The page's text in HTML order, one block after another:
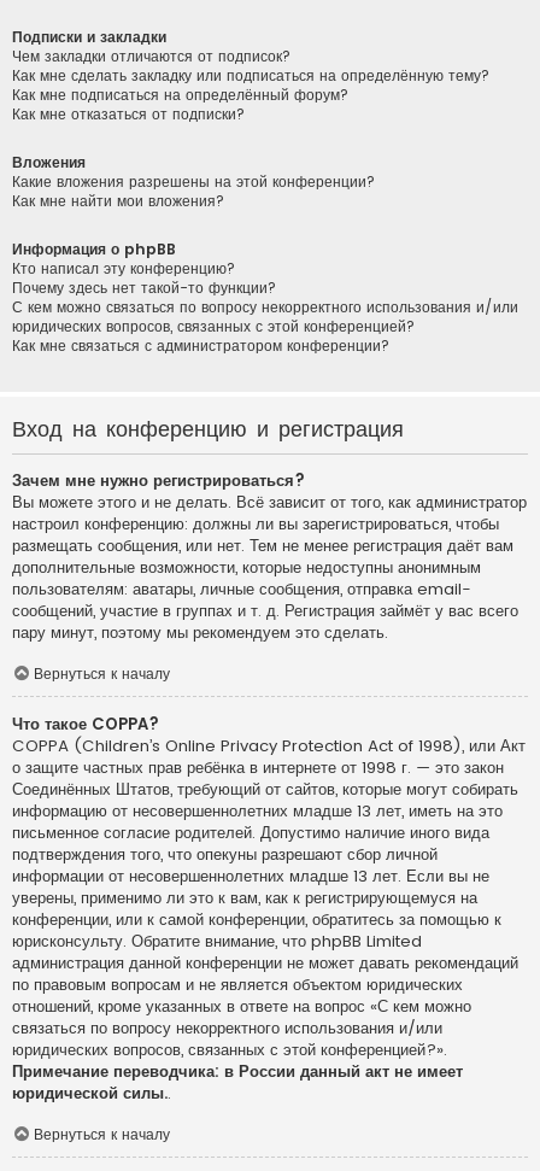
Подписки и закладки
Чем закладки отличаются от подписок?
Как мне сделать закладку или подписаться на определённую тему?
Как мне подписаться на определённый форум?
Как мне отказаться от подписки?
Вложения
Какие вложения разрешены на этой конференции?
Как мне найти мои вложения?
Информация о phpBB
Кто написал эту конференцию?
Почему здесь нет такой-то функции?
С кем можно связаться по вопросу некорректного использования и/или
юридических вопросов, связанных с этой конференцией?
Как мне связаться с администратором конференции?
Вход на конференцию и регистрация
Зачем мне нужно регистрироваться?
Вы можете этого и не делать. Всё зависит от того, как администратор
настроил конференцию: должны ли вы зарегистрироваться, чтобы
размещать сообщения, или нет. Тем не менее регистрация даёт вам
дополнительные возможности, которые недоступны анонимным
пользователям: аватары, личные сообщения, отправка email-
сообщений, участие в группах и т. д. Регистрация займёт у вас всего
пару минут, поэтому мы рекомендуем это сделать.
Вернуться к началу
Что такое COPPA?
COPPA (Children’s Online Privacy Protection Act of 1998), или Акт
о защите частных прав ребёнка в интернете от 1998 г. — это закон
Соединённых Штатов, требующий от сайтов, которые могут собирать
информацию от несовершеннолетних младше 13 лет, иметь на это
письменное согласие родителей. Допустимо наличие иного вида
подтверждения того, что опекуны разрешают сбор личной
информации от несовершеннолетних младше 13 лет. Если вы не
уверены, применимо ли это к вам, как к регистрирующемуся на
конференции, или к самой конференции, обратитесь за помощью к
юрисконсульту. Обратите внимание, что phpBB Limited
администрация данной конференции не может давать рекомендаций
по правовым вопросам и не является объектом юридических
отношений, кроме указанных в ответе на вопрос «С кем можно
связаться по вопросу некорректного использования и/или
юридических вопросов, связанных с этой конференцией?».
Примечание переводчика: в России данный акт не имеет
юридической силы..
Вернуться к началу